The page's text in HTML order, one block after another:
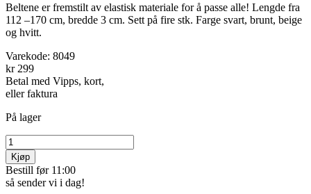
Beltene er fremstilt av elastisk materiale for å passe alle! Lengde fra
112 –170 cm, bredde 3 cm. Sett på fire stk. Farge svart, brunt, beige
og hvitt.
Varekode: 8049
kr 299
Betal med Vipps, kort,
eller faktura
På lager
Kjøp
Bestill før 11:00
så sender vi i dag!